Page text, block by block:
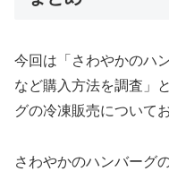
今回は「さわやかのハ
など購入方法を調査」
グの冷凍販売について
さわやかのハンバーグ